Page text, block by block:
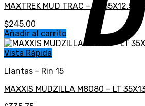
MAXTREK MUD TRAC – LT
$245,00
Añadir al carrito
Vista Rápida
Llantas - Rin 15
MAXXIS MUDZILLA M8080 – LT